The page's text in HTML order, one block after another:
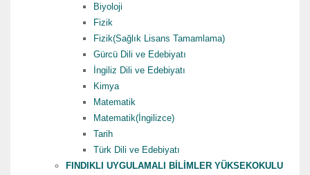
Biyoloji
Fizik
Fizik(Sağlık Lisans Tamamlama)
Gürcü Dili ve Edebiyatı
İngiliz Dili ve Edebiyatı
Kimya
Matematik
Matematik(İngilizce)
Tarih
Türk Dili ve Edebiyatı
FINDIKLI UYGULAMALI BİLİMLER YÜKSEKOKULU